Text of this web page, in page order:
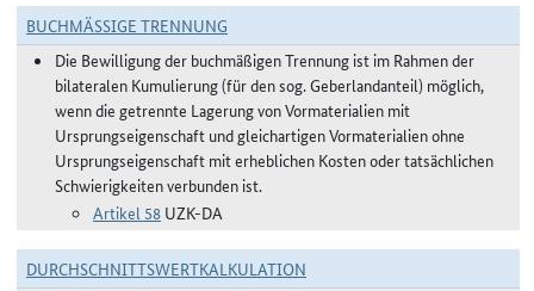
BUCHMÄSSIGE TRENNUNG
Die Bewilligung der buchmäßigen Trennung ist im Rahmen der
bilateralen Kumulierung (für den sog. Geberlandanteil) möglich,
wenn die getrennte Lagerung von Vormaterialien mit
Ursprungseigenschaft und gleichartigen Vormaterialien ohne
Ursprungseigenschaft mit erheblichen Kosten oder tatsächlichen
Schwierigkeiten verbunden ist.
Artikel 58 UZK-DA
DURCHSCHNITTSWERTKALKULATION